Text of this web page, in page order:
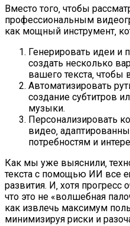
Вместо того‚ чтобы
профессиональным
как мощный инструмент‚
Генерировать идеи
создать несколько
вашего текста‚
Автоматизировать
создание субтитров
музыки.
Персонализировать
видео‚
потребностям и
Как мы уже выяснили‚
текста с помощью ИИ все
развития. И‚ хотя прогресс
что это не «волшебная
как извлечь максимум
минимизируя риски и